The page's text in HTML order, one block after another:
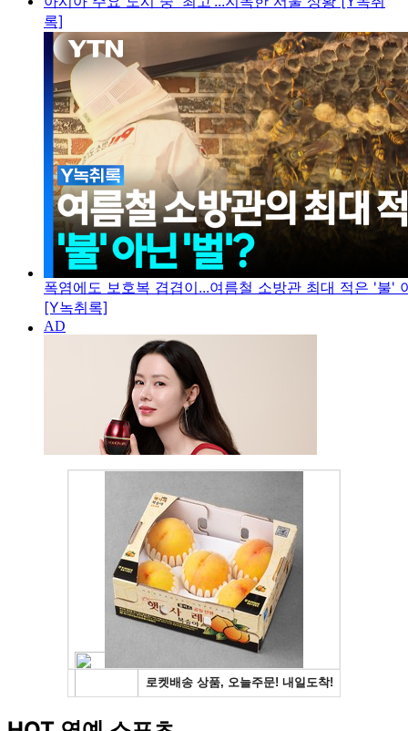
록]
폭염에도 보호복 겹겹이...여름철 소방관 최대 적은 '불'
[Y녹취록]